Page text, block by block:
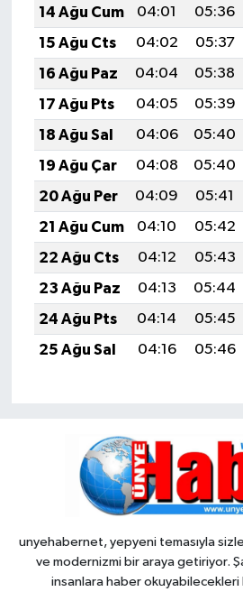
14 Ağu Cum
04:01 05:36
15 Ağu Cts
04:02 05:37
16 Ağu Paz
04:04 05:38
17 Ağu Pts
04:05 05:39
18 Ağu Sal
04:06 05:40
19 Ağu Çar
04:08 05:40
20 Ağu Per
04:09 05:41
21 Ağu Cum
04:10 05:42
22 Ağu Cts
04:12 05:43
23 Ağu Paz
04:13 05:44
24 Ağu Pts
04:14 05:45
25 Ağu Sal
04:16 05:46
unyehabernet, yepyeni temasıyla
ve modernizmi bir araya getiriyor.
insanlara haber okuyabilecekleri